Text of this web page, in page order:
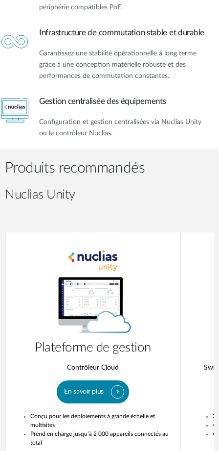
périphérie compatibles PoE.
Infrastructure de commutation stable et durable
Garantissez une stabilité opérationnelle à long terme
grâce à une conception matérielle robuste et des
performances de commutation constantes.
Gestion centralisée des équipements
Configuration et gestion centralisées via Nuclias Unity
ou le contrôleur Nuclias.
Produits recommandés
Nuclias Unity
Plateforme de gestion
Contrôleur Cloud
En savoir plus
Conçu pour les déploiements à grande échelle et
multisites
Prend en charge jusqu’à 2 000 appareils connectés au
total
4
4